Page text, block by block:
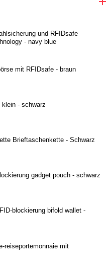
und RFIDsafe
- navy blue
mit RFIDsafe - braun
klein - schwarz
Brieftaschenkette - Schwarz
gadget pouch - schwarz
blockierung bifold wallet -
reiseportemonnaie mit